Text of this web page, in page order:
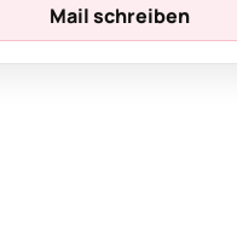
Mail schreiben